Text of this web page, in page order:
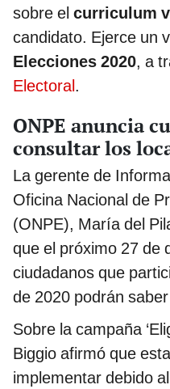
sobre el curriculum
candidato. Ejerce un
Elecciones 2020, a
Electoral.
ONPE anuncia
consultar los
La gerente de
Oficina Nacional de
(ONPE), María del
que el próximo 27 de
ciudadanos que
de 2020 podrán
Sobre la campaña
Biggio afirmó que
implementar debido